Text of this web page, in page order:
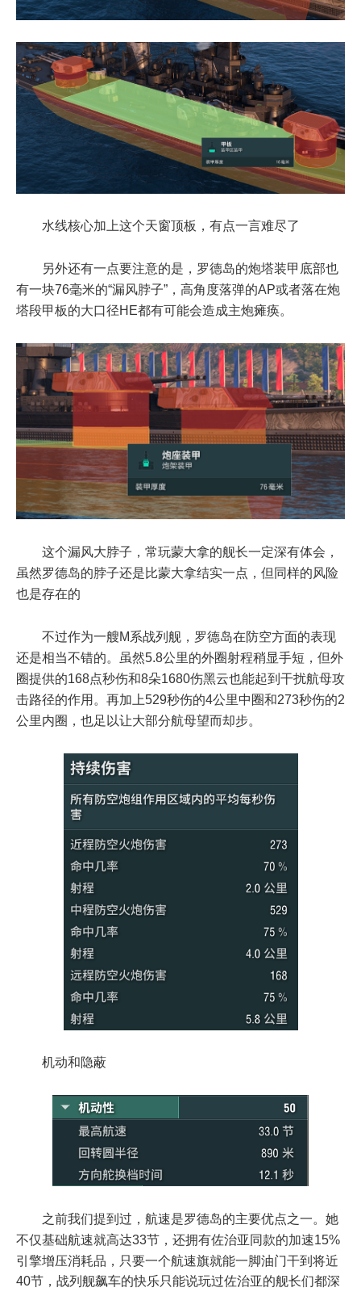
水线核心加上这个天窗顶板，有点一言难尽了
另外还有一点要注意的是，罗德岛的炮塔装甲底部也
有一块76毫米的“漏风脖子”，高角度落弹的AP或者落在炮
塔段甲板的大口径HE都有可能会造成主炮瘫痪。
这个漏风大脖子，常玩蒙大拿的舰长一定深有体会，
虽然罗德岛的脖子还是比蒙大拿结实一点，但同样的风险
也是存在的
不过作为一艘M系战列舰，罗德岛在防空方面的表现
还是相当不错的。虽然5.8公里的外圈射程稍显手短，但外
圈提供的168点秒伤和8朵1680伤黑云也能起到干扰航母攻
击路径的作用。再加上529秒伤的4公里中圈和273秒伤的2
公里内圈，也足以让大部分航母望而却步。
机动和隐蔽
之前我们提到过，航速是罗德岛的主要优点之一。她
不仅基础航速就高达33节，还拥有佐治亚同款的加速15%
引擎增压消耗品，只要一个航速旗就能一脚油门干到将近
40节，战列舰飙车的快乐只能说玩过佐治亚的舰长们都深